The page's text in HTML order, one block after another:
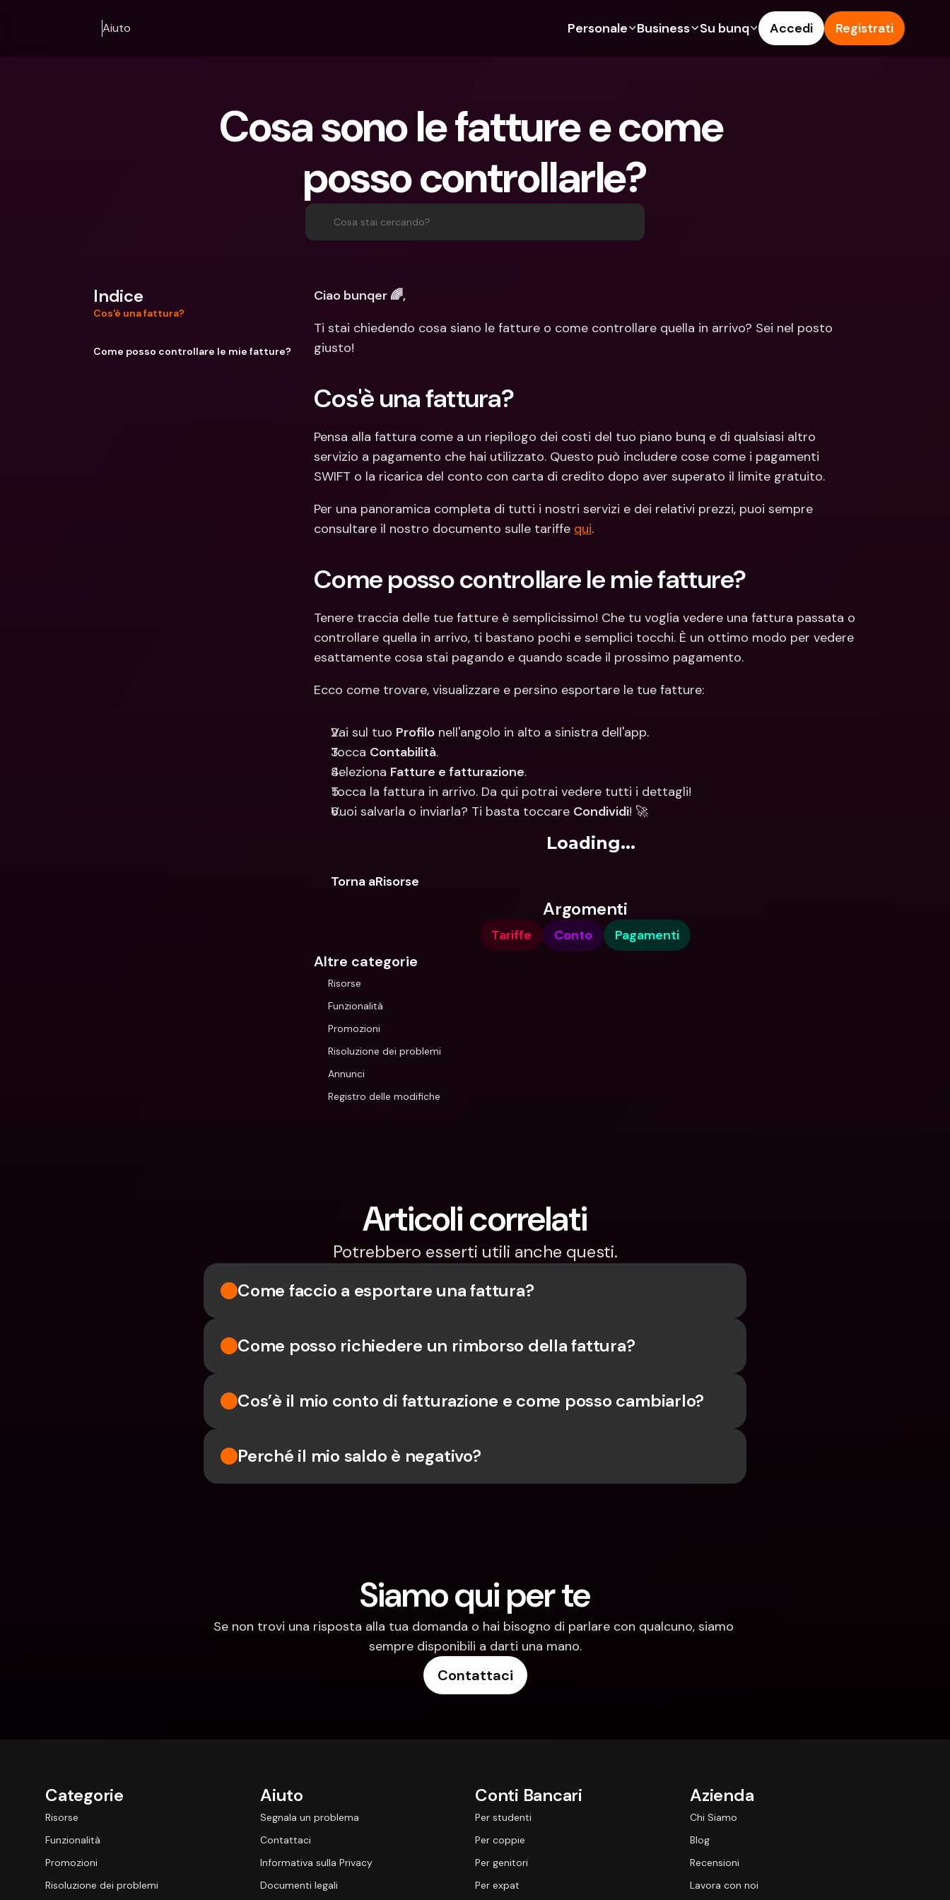
Aiuto Personale
Per expat
Per coppie
Per genitori
Piani
bunq Free
Carte di Credito
Cripto
Conti Cointestati
Pagamenti
Invita un Amico
Conti Bancari internazionali e
Valute estere
Business
Per freelancer
Per PMI
Piani
bunq Free
bunq Core
Carte di Credito
Valute estere e IBAN Esteri
Conti Bancari internazionali e
Valute estere
Su bunq
Sostenibilità
Stampa
Lavora con noi
Accedi Registrati
Cosa sono le fatture e come
posso controllarle?
Cosa stai cercando?
Indice
Cos'è una fattura?
Come posso controllare le mie fatture?
Ciao bunqer 🌈,
Ti stai chiedendo cosa siano le fatture o come controllare quella in arrivo? Sei nel posto
giusto!
Cos'è una fattura?
Pensa alla fattura come a un riepilogo dei costi del tuo piano bunq e di qualsiasi altro
servizio a pagamento che hai utilizzato. Questo può includere cose come i pagamenti
SWIFT o la ricarica del conto con carta di credito dopo aver superato il limite gratuito.
Per una panoramica completa di tutti i nostri servizi e dei relativi prezzi, puoi sempre
consultare il nostro documento sulle tariffe qui.
Come posso controllare le mie fatture?
Tenere traccia delle tue fatture è semplicissimo! Che tu voglia vedere una fattura passata o
controllare quella in arrivo, ti bastano pochi e semplici tocchi. È un ottimo modo per vedere
esattamente cosa stai pagando e quando scade il prossimo pagamento.
Ecco come trovare, visualizzare e persino esportare le tue fatture:
Vai sul tuo Profilo nell'angolo in alto a sinistra dell'app.
Tocca Contabilità.
Seleziona Fatture e fatturazione.
Tocca la fattura in arrivo. Da qui potrai vedere tutti i dettagli!
Vuoi salvarla o inviarla? Ti basta toccare Condividi! 🚀
Loading...
Torna aRisorse
Argomenti
Tariffe Conto Pagamenti
Altre categorie
Risorse
Funzionalità
Promozioni
Risoluzione dei problemi
Annunci
Registro delle modifiche
Articoli correlati
Potrebbero esserti utili anche questi.
Come faccio a esportare una fattura?
Come posso richiedere un rimborso della fattura?
Cos’è il mio conto di fatturazione e come posso cambiarlo?
Perché il mio saldo è negativo?
Siamo qui per te
Se non trovi una risposta alla tua domanda o hai bisogno di parlare con qualcuno, siamo
sempre disponibili a darti una mano.
Contattaci
Categorie
Risorse
Funzionalità
Promozioni
Risoluzione dei problemi
Aiuto
Segnala un problema
Contattaci
Informativa sulla Privacy
Documenti legali
Conti Bancari
Per studenti
Per coppie
Per genitori
Per expat
Azienda
Chi Siamo
Blog
Recensioni
Lavora con noi